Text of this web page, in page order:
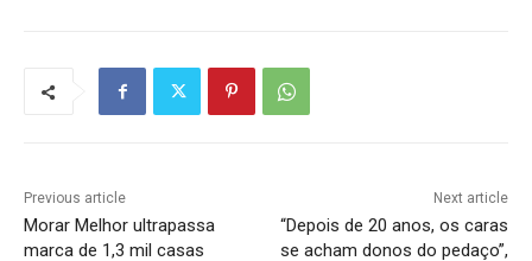
Previous article
Morar Melhor ultrapassa
marca de 1,3 mil casas
Next article
“Depois de 20 anos, os caras
se acham donos do pedaço”,